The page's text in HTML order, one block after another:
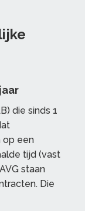
die sinds 1
op een
tijd (vast
staan
Die